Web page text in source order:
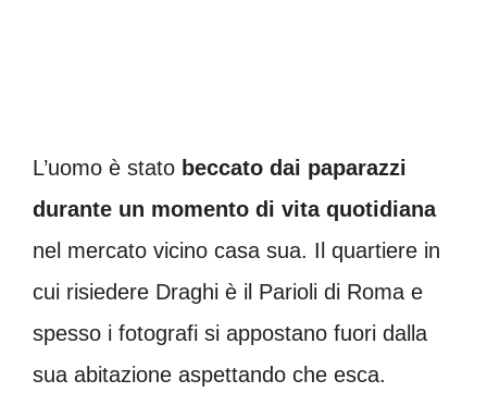
L’uomo è stato beccato dai paparazzi
durante un momento di vita quotidiana
nel mercato vicino casa sua. Il quartiere in
cui risiedere Draghi è il Parioli di Roma e
spesso i fotografi si appostano fuori dalla
sua abitazione aspettando che esca.